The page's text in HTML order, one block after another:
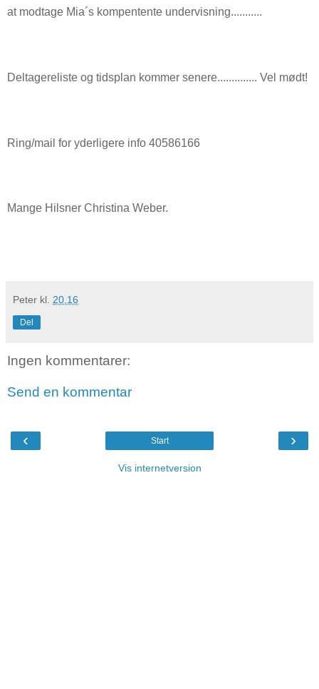
at modtage Mia´s kompentente undervisning...........
Deltagereliste og tidsplan kommer senere.............. Vel mødt!
Ring/mail for yderligere info 40586166
Mange Hilsner Christina Weber.
Peter kl. 20.16
Del
Ingen kommentarer:
Send en kommentar
‹ ›
Start
Vis internetversion